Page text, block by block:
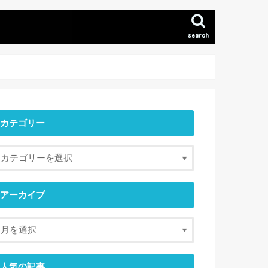
search
カテゴリー
アーカイブ